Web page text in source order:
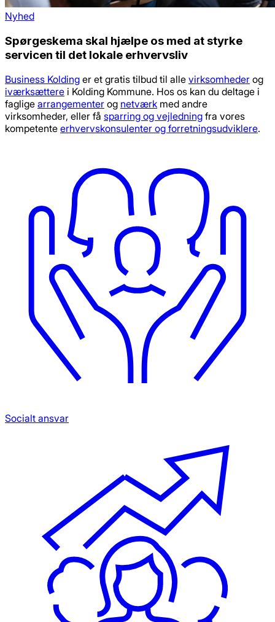
Nyhed
Spørgeskema skal hjælpe os med at styrke
servicen til det lokale erhvervsliv
Business Kolding er et gratis tilbud til alle virksomheder og
iværksættere i Kolding Kommune. Hos os kan du deltage i
faglige arrangementer og netværk med andre
virksomheder, eller få sparring og vejledning fra vores
kompetente erhvervskonsulenter og forretningsudviklere.
Socialt ansvar